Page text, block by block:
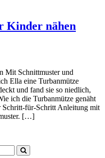
Kinder nähen
Mit Schnittmuster und
Ella eine Turbanmütze
und fand sie so niedlich,
ich die Turbanmütze genäht
Schritt-für-Schritt Anleitung mit
[…]